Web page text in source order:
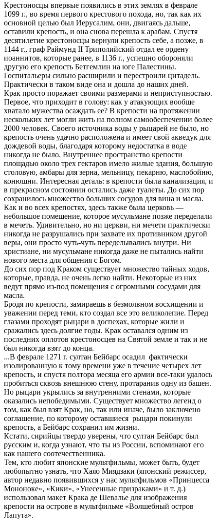
Крестоносцы впервые появились в этих землях в феврале
1099 г., во время первого крестового похода, но, так как их
основной целью был Иерусалим, они, двигаясь дальше,
оставили крепость, и она снова перешла к арабам. Спустя
десятилетие крестоносцы вернули крепость себе, а позже, в
1144 г., граф Раймунд II Триполийский отдал ее ордену
иоаннитов, которые ранее, в 1136 г., успешно обороняли
другую его крепость Бетгемлин на юге Палестины.
Госпитальеры сильно расширили и перестроили цитадель.
Практически в таком виде она и дошла до наших дней.
Крак просто поражает своими размерами и неприступностью.
Первое, что приходит в голову: как у атакующих вообще
хватало мужества осаждать ее? В крепости на протяжении
нескольких лет могли жить на полном самообеспечении более
2000 человек. Своего источника воды у рыцарей не было, но
крепость очень удачно расположена и имеет свой акведук для
дождевой воды, благодаря которому недостатка в воде
никогда не было. Внутреннее пространство крепости
площадью около трех гектаров имело жилые здания, большую
столовую, амбары для зерна, мельницу, пекарню, маслобойню,
конюшни. Интересная деталь: в крепости была канализация, и
в прекрасном состоянии остались даже туалеты. До сих пор
сохранилось множество больших сосудов для вина и масла.
Как и во всех крепостях, здесь также была церковь —
небольшое помещение, которое мусульмане позже переделали
в мечеть. Удивительно, но ни церкви, ни мечети практически
никогда не разрушались при захвате их противником другой
веры, они просто чуть-чуть переделывались внутри. Ни
христиане, ни мусульмане никогда даже не пытались найти
нового места для общения с Богом.
До сих пор под Краком существует множество тайных ходов,
которые, правда, не очень легко найти. Некоторые из них
ведут прямо из-под помещения с огромными сосудами для
масла.
Бродя по крепости, замираешь в безмолвном восхищении и
уважении перед теми, кто создал все это великолепие. Перед
глазами проходят рыцари в доспехах, которые жили и
сражались здесь долгие годы. Крак оставался одним из
последних оплотов крестоносцев на Святой земле и так и не
был никогда взят до конца.
...В феврале 1271 г. султан Бейбарс осадил фактически
изолированную к тому времени уже в течение четырех лет
крепость, и спустя полтора месяца его армии все-таки удалось
пробиться сквозь внешнюю стену, протаранив одну из башен.
Но рыцари укрылись за внутренними стенами, которые
оказались непобедимыми. Существует множество легенд о
том, как был взят Крак, но, так или иначе, было заключено
соглашение, по которому оставшиеся рыцари покинули
крепость, а Бейбарс сохранил им жизни.
Кстати, сирийцы твердо уверены, что султан Бейбарс был
русским и, когда узнают, что ты из России, вспоминают его
как нашего соотечественника.
Тем, кто любит японские мультфильмы, может быть, будет
любопытно узнать, что Хаяо Миядзаки (японский режиссер,
автор недавно появившихся у нас мультфильмов «Принцесса
Мононоке», «Кики», «Унесенные призраками» и т. д.)
использовал макет Крака де Шевалье для изображения
крепости на острове в мультфильме «Волшебный остров
Лапута».